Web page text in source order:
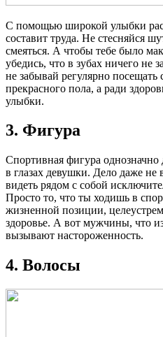
С помощью широкой улыбки
составит труда. Не стесняйся
смеяться. А чтобы тебе было
убедись, что в зубах ничего не
не забывай регулярно посещать
прекрасного пола, а ради
улыбки.
3. Фигура
Спортивная фигура однозначно
в глазах девушки. Дело даже не
видеть рядом с собой
Просто то, что ты ходишь в
жизненной позиции,
здоровье. А вот мужчины, что
вызывают настороженность.
4. Волосы